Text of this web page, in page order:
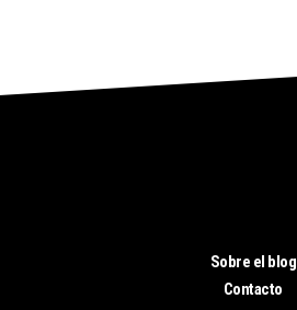
Sobre el blog
Contacto